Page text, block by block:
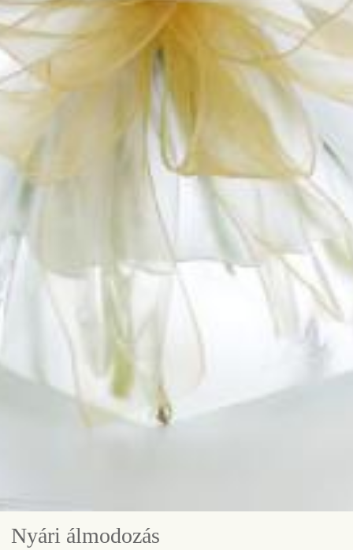
Nyári álmodozás